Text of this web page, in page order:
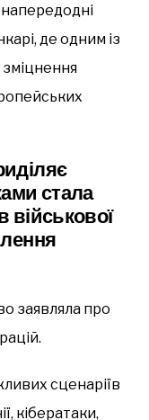
де одним із
стала
військової
заявляла про
сценаріїв
кібератаки,